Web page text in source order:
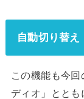
自動切り替え
この機能も今
ディオ」とと